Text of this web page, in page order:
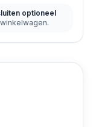
optioneel